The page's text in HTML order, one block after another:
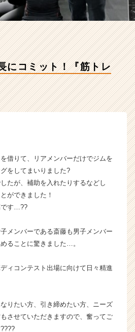
にコミット！『筋トレ
借りて、リアメンバーだけでジムを
をしてまいりました?
たが、補助を入れたりするなどし
ができました！
です…??
メンバーである斎藤も男子メンバー
ることに驚きました…。
ィコンテスト出場に向けて日々精進
りたい方、引き締めたい方、ニーズ
させていただきますので、奮ってご